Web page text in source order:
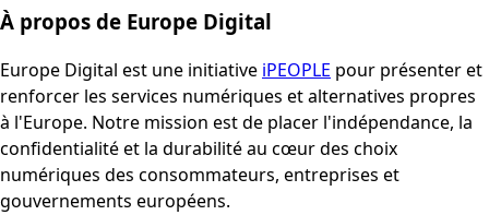
À propos de Europe Digital
Europe Digital est une initiative iPEOPLE pour présenter et
renforcer les services numériques et alternatives propres
à l'Europe. Notre mission est de placer l'indépendance, la
confidentialité et la durabilité au cœur des choix
numériques des consommateurs, entreprises et
gouvernements européens.